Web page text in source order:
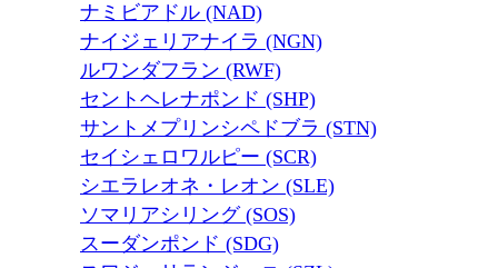
ナミビアドル (NAD)
ナイジェリアナイラ (NGN)
ルワンダフラン (RWF)
セントヘレナポンド (SHP)
サントメプリンシペドブラ (STN)
セイシェロワルピー (SCR)
シエラレオネ・レオン (SLE)
ソマリアシリング (SOS)
スーダンポンド (SDG)